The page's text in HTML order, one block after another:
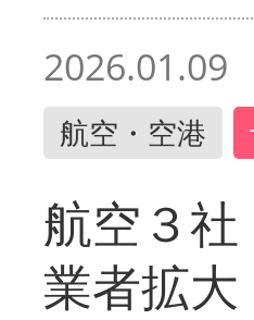
2026.01.09
航空・空港
航空３
業者拡